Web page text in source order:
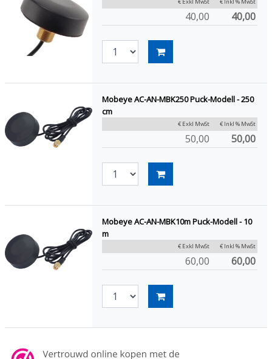
40,00 40,00
Mobeye AC-AN-MBK250 Puck-Modell - 250
cm
€ Exkl MwSt € Inkl % MwSt
50,00 50,00
Mobeye AC-AN-MBK10m Puck-Modell - 10
m
€ Exkl MwSt € Inkl % MwSt
60,00 60,00